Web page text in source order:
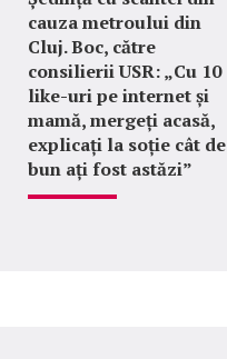
cauza metroului din
Cluj. Boc, către
consilierii USR: „Cu 10
like-uri pe internet și
mamă, mergeți acasă,
explicați la soție cât de
bun ați fost astăzi”